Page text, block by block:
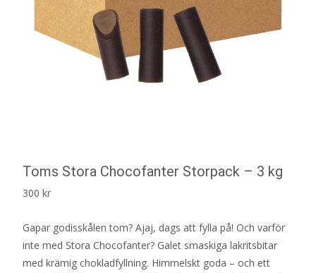
Toms Stora Chocofanter Storpack – 3 kg
300 kr
Gapar godisskålen tom? Ajaj, dags att fylla på! Och varför
inte med Stora Chocofanter? Galet smaskiga lakritsbitar
med krämig chokladfyllning. Himmelskt goda – och ett